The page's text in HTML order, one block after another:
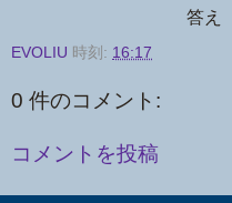
答え
EVOLIU 時刻: 16:17
0 件のコメント:
コメントを投稿